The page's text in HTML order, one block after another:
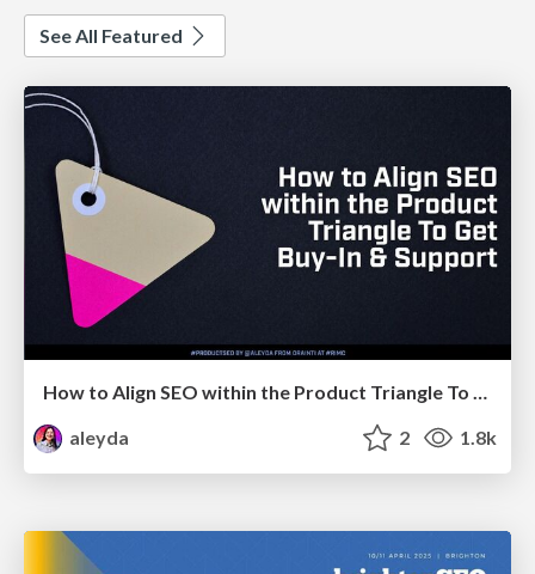
See All Featured
How to Align SEO within the Product Triangle To Get Buy-In & Support - #RIMC
aleyda
2 1.8k